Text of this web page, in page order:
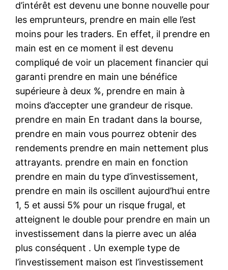
d’intérêt est devenu une bonne nouvelle pour
les emprunteurs, prendre en main elle l’est
moins pour les traders. En effet, il prendre en
main est en ce moment il est devenu
compliqué de voir un placement financier qui
garanti prendre en main une bénéfice
supérieure à deux %, prendre en main à
moins d’accepter une grandeur de risque.
prendre en main En tradant dans la bourse,
prendre en main vous pourrez obtenir des
rendements prendre en main nettement plus
attrayants. prendre en main en fonction
prendre en main du type d’investissement,
prendre en main ils oscillent aujourd’hui entre
1, 5 et aussi 5% pour un risque frugal, et
atteignent le double pour prendre en main un
investissement dans la pierre avec un aléa
plus conséquent . Un exemple type de
l’investissement maison est l’investissement